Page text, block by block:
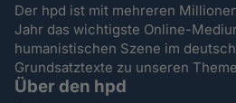
Der hpd ist mit mehreren
Jahr das wichtigste Online-
humanistischen Szene im
Grundsatztexte zu unseren
Über den hpd